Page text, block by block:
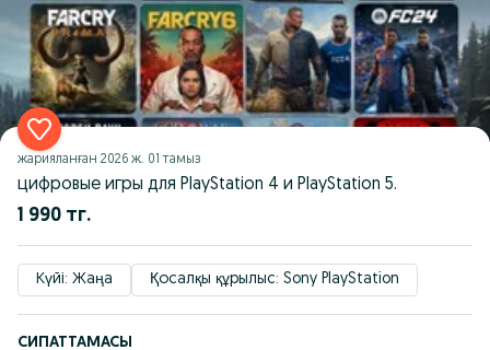
жарияланған 2026 ж. 01 тамыз
цифровые игры для PlayStation 4 и PlayStation 5.
1 990 тг.
Күйі: Жаңа Қосалқы құрылыс: Sony PlayStation
СИПАТТАМАСЫ